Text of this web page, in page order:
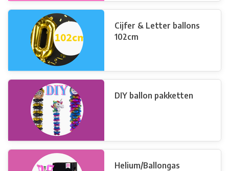
Cijfer & Letter ballons
102cm
DIY ballon pakketten
Helium/Ballongas